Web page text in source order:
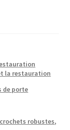
la restauration
de porte
robustes,